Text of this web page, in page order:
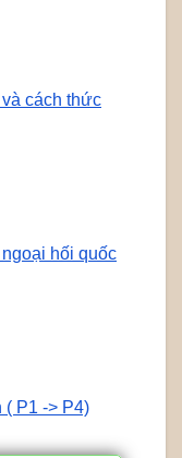
cách thức
hối quốc
P1 -> P4)